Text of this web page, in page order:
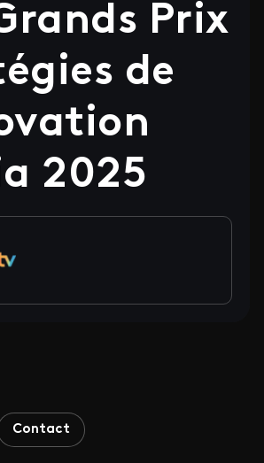
Prix
de
2025
récompensé aux Grands Prix Stratégies de
Télévisions récompensé aux Grands Prix Stratégies
Télévisions récompensé aux Grands Prix
Contact